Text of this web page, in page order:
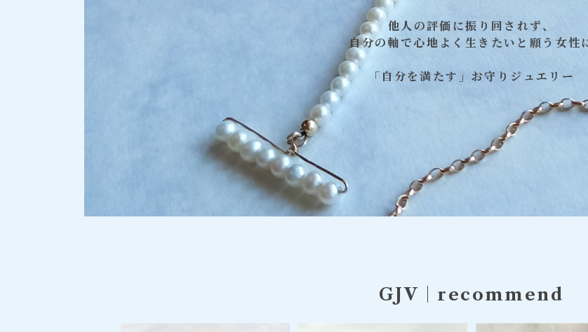
他人の評価に振り回されず、
自分の軸で心地よく生きたいと願う女性
「自分を満たす」お守りジュエリー
GJV｜recommend